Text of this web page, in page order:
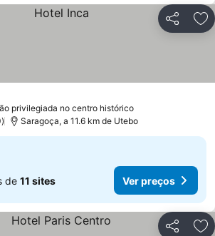
Partilhar
privilegiada no centro histórico
Saragoça, a 11.6 km de Utebo
de 11 sites Ver preços
Partilhar